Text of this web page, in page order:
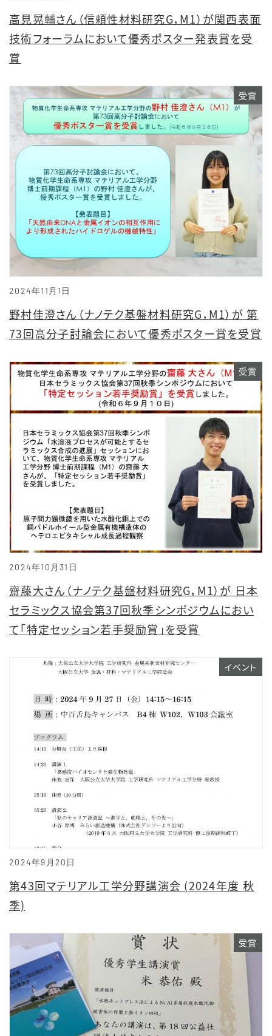
高見晃輔さん（信頼性材料研究G，M1）が関西表面
技術フォーラムにおいて優秀ポスター発表賞を受
賞
2024年11月1日
受賞
野村佳澄さん（ナノテク基盤材料研究G，M1）が 第
73回高分子討論会において優秀ポスター賞を受賞
2024年10月31日
受賞
齋藤大さん（ナノテク基盤材料研究G，M1）が 日本
セラミックス協会第37回秋季シンポジウムにおい
て「特定セッション若手奨励賞」を受賞
2024年9月20日
イベント
第43回マテリアル工学分野講演会 (2024年度 秋
季)
受賞